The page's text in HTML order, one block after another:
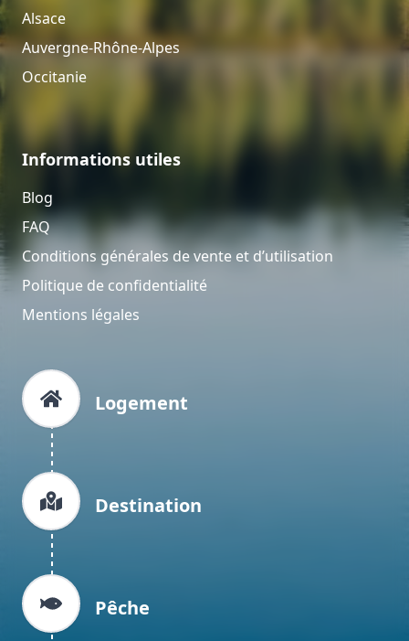
Alsace
Auvergne-Rhône-Alpes
Occitanie
Informations utiles
Blog
FAQ
Conditions générales de vente et d’utilisation
Politique de confidentialité
Mentions légales
Logement
Destination
Pêche